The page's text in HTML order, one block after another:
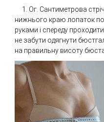
1. Ог. Сантиметрова
нижнього краю лопаток по
руками і спереду
не забути одягнути
на правильну висоту